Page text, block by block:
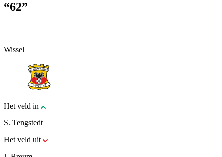
“62”
Wissel
Het veld in
S. Tengstedt
Het veld uit